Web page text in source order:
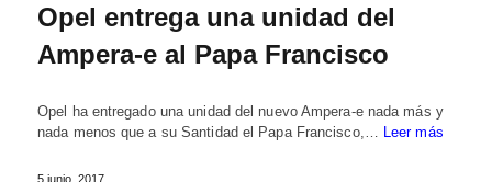
Opel entrega una unidad del
Ampera-e al Papa Francisco
Opel ha entregado una unidad del nuevo Ampera-e nada más y
nada menos que a su Santidad el Papa Francisco,… Leer más
5 junio, 2017